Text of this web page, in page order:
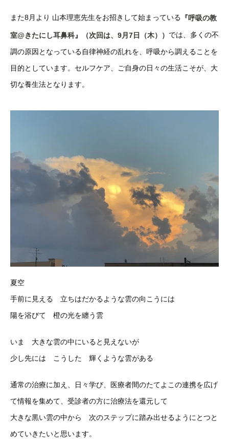
また8月より 山本理恵先生をお招きして始まっている 『呼吸の教
室@きたにし耳鼻科』（次回は、9月7日（木）） では、多くの不
調の原因となっている自律神経の乱れを、呼吸から調えることを
目的としています。セルフケア、ご自身の日々の生活こそが、大
切な養生法となります。
夏空
手前に見える 立ちはだかるような雲の向こうには
陽を浴びて 橙の光を纏う雲
いま 大きな雲の中にいると見えないが
少し先には こうした 輝くような雲がある
通常の治療に加え、日々学び、医療者間のたてよこの連携を広げ
て情報を集めて、受診者の方に治療法を還元して
大きな黒い雲の中から 次のステップに踏み出せるようにとつと
めていきたいと思います。